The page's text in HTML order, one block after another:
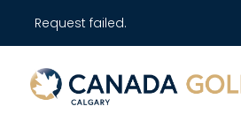
Request failed.